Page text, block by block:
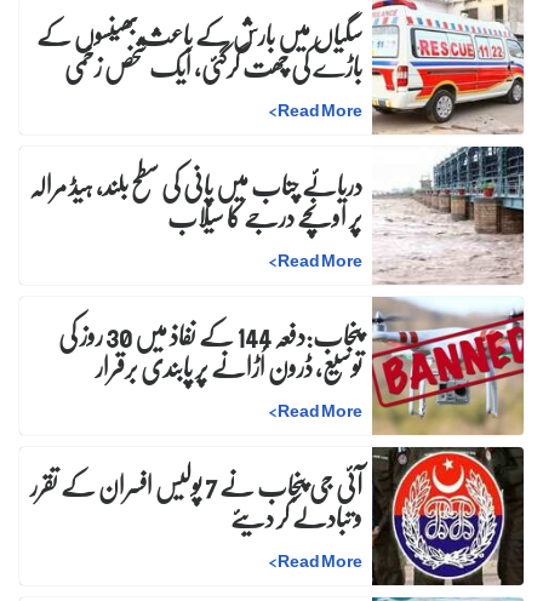
سگیاں میں بارش کے باعث بھینسوں کے
باڑے کی چھت گرگئی، ایک شخص زخمی
Read More
>
دریائے چناب میں پانی کی سطح بلند، ہیڈ مرالہ
پر اونچے درجے کا سیلاب
Read More
>
پنجاب:دفعہ 144 کے نفاذ میں 30 روز کیتوسیع، ڈرون اُڑانے پر پابندی برقرار
Read More
>
آئی جی پنجاب نے 7 پولیس افسران کے تقرر و تبادلے کر دیئے
Read More
>